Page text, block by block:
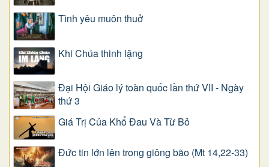
Tình yêu muôn thuở
Khi Chúa thinh lặng
Đại Hội Giáo lý toàn quốc lần thứ VII - Ngày
thứ 3
Giá Trị Của Khổ Ðau Và Từ Bỏ
Đức tin lớn lên trong giông bão (Mt 14,22-33)